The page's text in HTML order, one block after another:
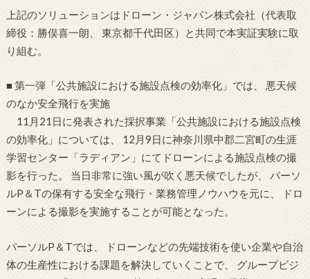
上記のソリューションはドローン・ジャパン株式会社（代表取
締役：勝俣喜一朗、 東京都千代田区）と共同で本実証実験に取
り組む。
■ 第一弾「公共施設における施設点検の効率化」では、 悪天候
のなか安全飛行を実施
11月21日に発表された採択事業「公共施設における施設点検
の効率化」については、 12月9日に神奈川県中郡二宮町の生涯
学習センター「ラディアン」にてドローンによる施設点検の撮
影を行った。 当日非常に強い風が吹く悪天候でしたが、 パーソ
ルP＆Tの保有する安全な飛行・業務管理ノウハウを元に、 ドロ
ーンによる撮影を実施することが可能となった。
パーソルP＆Tでは、 ドローンなどの先端技術を使い企業や自治
体の生産性における課題を解決していくことで、 グループビジ